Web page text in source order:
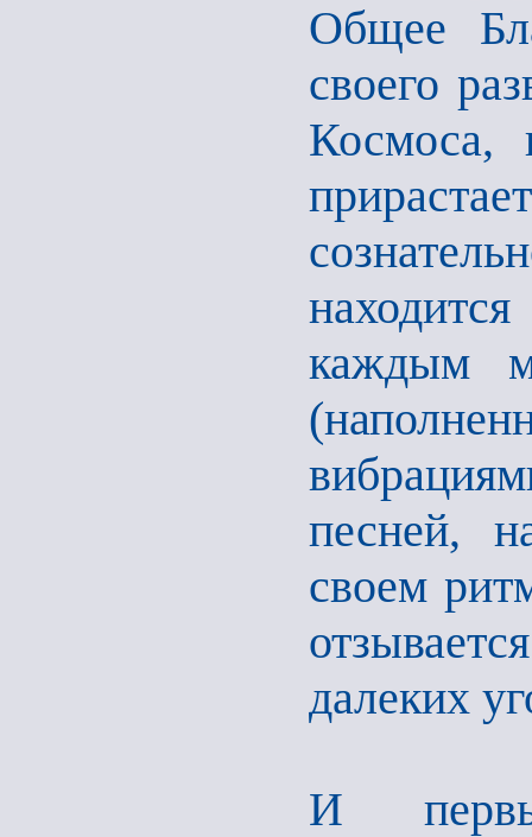
Общее
своего
Космоса,
каждым
песней,
своем
далеких
И